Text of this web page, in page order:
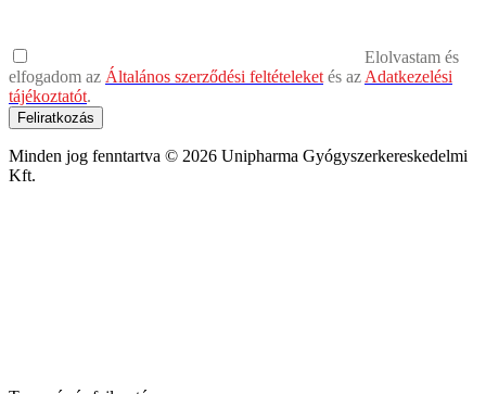
Elolvastam és
elfogadom az Általános szerződési feltételeket és az Adatkezelési
tájékoztatót.
Feliratkozás
Minden jog fenntartva © 2026 Unipharma Gyógyszerkereskedelmi
Kft.